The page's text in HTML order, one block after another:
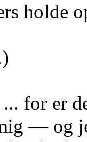
holde
for er
— og